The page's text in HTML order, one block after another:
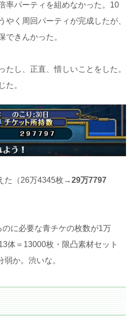
率パーティを組めなかった。10
やく周回パーティが完成したが、
できんかった。
たし、正直、惜しいことをした。
た。
た（26万4345枚→29万7797
に必要な青チケの枚数が1万
体＝13000枚・限凸素材セット
か。渋いな。